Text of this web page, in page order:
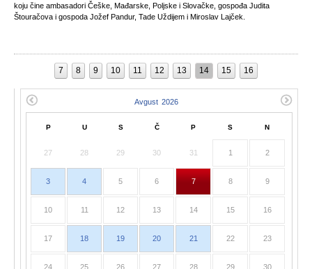
koju čine ambasadori Češke, Mađarske, Poljske i Slovačke, gospođa Judita
Štouračova i gospoda Jožef Pandur, Tade Uždijem i Miroslav Lajček.
7 8 9 10 11 12 13 14 15 16
P U S Č P S N
27 28 29 30 31 1 2
3 4 5 6 7 8 9
10 11 12 13 14 15 16
17 18 19 20 21 22 23
24 25 26 27 28 29 30